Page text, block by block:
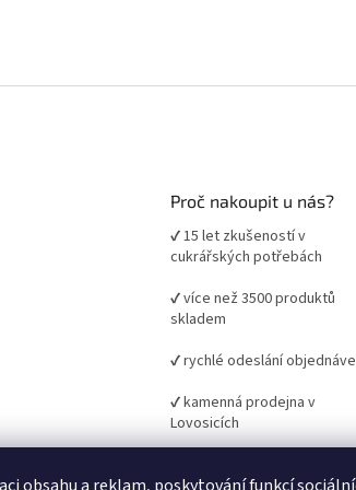
Proč nakoupit u nás?
✔ 15 let zkušeností v
cukrářských potřebách
✔ více než 3500 produktů
skladem
✔ rychlé odeslání
✔ kamenná prodejna v
Lovosicích
pro domácí i profesionální